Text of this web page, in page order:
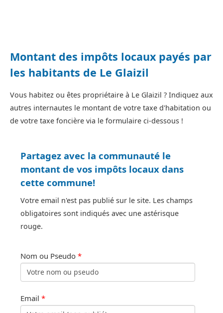
Montant des impôts locaux payés par
les habitants de Le Glaizil
Vous habitez ou êtes propriétaire à Le Glaizil ? Indiquez aux
autres internautes le montant de votre taxe d'habitation ou
de votre taxe foncière via le formulaire ci-dessous !
Partagez avec la communauté le
montant de vos impôts locaux dans
cette commune!
Votre email n'est pas publié sur le site. Les champs
obligatoires sont indiqués avec une astérisque
rouge.
Nom ou Pseudo *
Email *